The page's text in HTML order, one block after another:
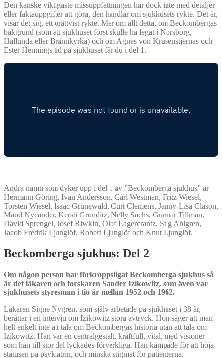
Den kanske viktigaste missuppfattningen har dock inte med detaljer
eller faktauppgifter att göra, den handlar om sjukhusets rykte. Det är,
visar det sig, ett orättvist rykte. Mer om allt detta, om Beckombergas
bakgrund (som att sjukhuset först skulle ha legat i Norsborg,
Hallunda eller Brännkyrka) och om Agnes von Krusenstjernas och
Ester Hennings tid på sjukhuset får du i del 1.
Andra namn som dyker upp i del 1 av ”Beckomberga sjukhus” är
Hermann Göring, Ivan Andersson, Carl Westman, Fritz Wiesel,
Torsten Wiesel, Isaac Grünewald, Curt Clemens, Janny-Lisa Clason,
Maud Nycander, Kersti Grunditz, Nelly Sachs, Gunnar Tillman,
David Sprengel, Josef Riwkin, Olof Lagercrantz, Stig Ahlgren,
Jacob Fredrik Ljunglöf, Robert Ljunglöf och Knut Ljunglöf.
Beckomberga sjukhus: Del 2
Om någon person har förkroppsligat Beckomberga sjukhus så
är det läkaren och forskaren Sander Izikowitz, som även var
sjukhusets styresman i tio år mellan 1952 och 1962.
Läkaren Signe Nygren, som själv arbetade på sjukhuset i 38 år,
berättar i en intervju om Izikowitz stora avtryck. Hon säger att man
helt enkelt inte att tala om Beckombergas historia utan att tala om
Izikowitz. Han var en centralgestalt, kraftfull, vital, med visioner
som han till stor del lyckades förverkliga. Han kämpade för att höja
statusen på psykiatrin, och minska stigmat för patienterna.